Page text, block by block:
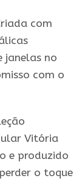
com
janelas no
com o
Vitória
e produzido
o toque